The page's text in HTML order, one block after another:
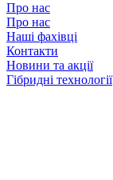
Про нас
Про нас
Наші фахівці
Контакти
Новини та акції
Гібридні технології